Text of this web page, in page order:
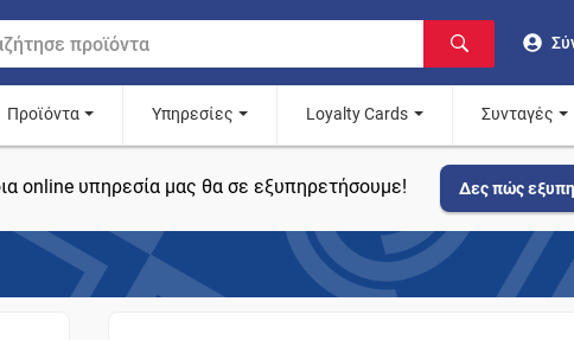
Προϊόντα Υπηρεσίες Loyalty Cards Συνταγές
online υπηρεσία μας θα σε εξυπηρετήσουμε! Δες πώς